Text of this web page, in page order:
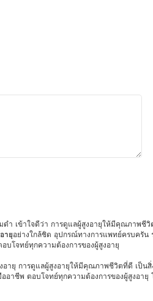
ำ เข้าใจดีว่า การดูแลผู้สูงอายุให้มีคุณภาพชี
ายุอย่างใกล้ชิด อุปกรณ์ทางการแพทย์ครบครัน
บโจทย์ทุกความต้องการของผู้สูงอายุ
อายุ การดูแลผู้สูงอายุให้มีคุณภาพชีวิตที่ดี เป็
อาชีพ ตอบโจทย์ทุกความต้องการของผู้สูงอา